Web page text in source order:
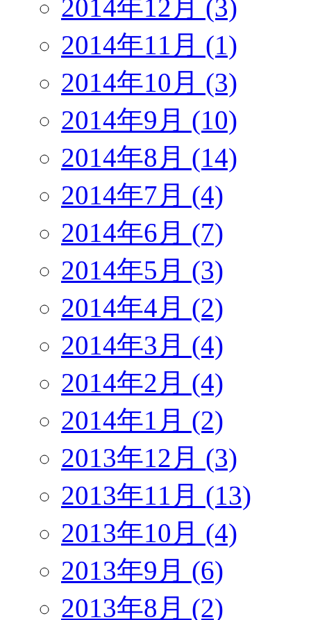
2014年12月 (3)
2014年11月 (1)
2014年10月 (3)
2014年9月 (10)
2014年8月 (14)
2014年7月 (4)
2014年6月 (7)
2014年5月 (3)
2014年4月 (2)
2014年3月 (4)
2014年2月 (4)
2014年1月 (2)
2013年12月 (3)
2013年11月 (13)
2013年10月 (4)
2013年9月 (6)
2013年8月 (2)